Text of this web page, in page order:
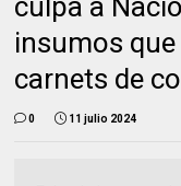
insumos
carnets de
0 11 julio 2024